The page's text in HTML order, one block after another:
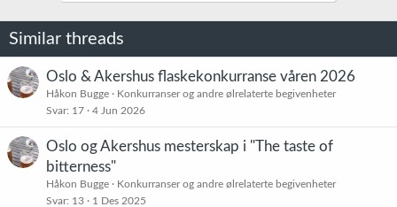
Similar threads
Oslo & Akershus flaskekonkurranse våren 2026
Håkon Bugge
Konkurranser og andre ølrelaterte begivenheter
Svar 17 4 Jun 2026
Oslo og Akershus mesterskap i "The taste of
bitterness"
Håkon Bugge
Konkurranser og andre ølrelaterte begivenheter
Svar 13 1 Des 2025